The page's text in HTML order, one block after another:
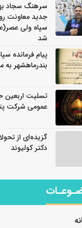
سرهنگ سجاد
جدید معاونت
سپاه ولی
شد
پیام فرمانده
بندرماهشهر
تسلیت اربعین
عمومی شرکت
گزیده‌ای از
دکتر کولیوند